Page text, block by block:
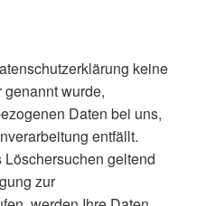
keine
wurde,
Daten bei uns,
entfällt.
geltend
zur